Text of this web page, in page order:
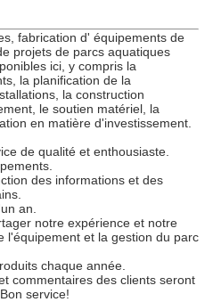
fabrication d' équipements de
projets de parcs aquatiques
ici, y compris la
la planification de la
la construction
le soutien matériel, la
en matière d'investissement.
de qualité et enthousiaste.
des informations et des
an.
notre expérience et notre
l'équipement et la gestion du parc
chaque année.
commentaires des clients seront
service!